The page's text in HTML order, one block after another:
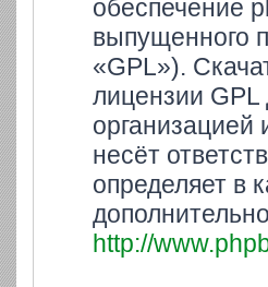
обеспечение
выпущенного
«GPL»).
лицензии GPL
несёт
определяет в
http://